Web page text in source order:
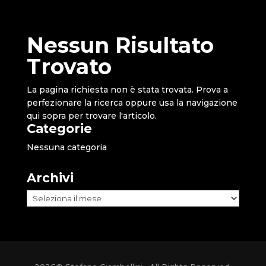
Nessun Risultato
Trovato
La pagina richiesta non è stata trovata. Prova a
perfezionare la ricerca oppure usa la navigazione
qui sopra per trovare l'articolo.
Categorie
Nessuna categoria
Archivi
Archivi